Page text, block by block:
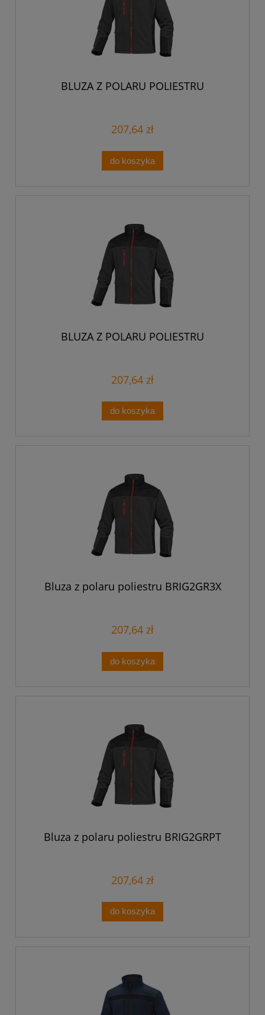
BLUZA Z POLARU POLIESTRU
207,64 zł
do koszyka
BLUZA Z POLARU POLIESTRU
207,64 zł
do koszyka
Bluza z polaru poliestru BRIG2GR3X
207,64 zł
do koszyka
Bluza z polaru poliestru BRIG2GRPT
207,64 zł
do koszyka